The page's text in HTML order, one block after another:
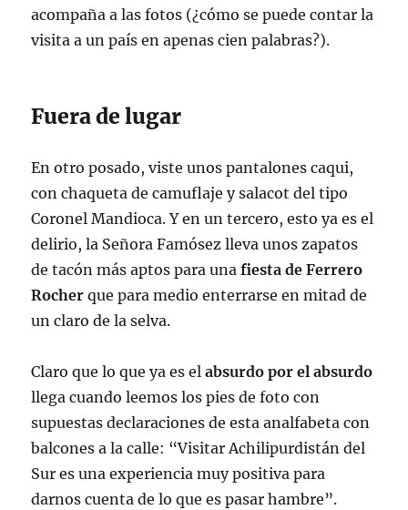
acompaña a las fotos (¿cómo se puede contar la
visita a un país en apenas cien palabras?).
Fuera de lugar
En otro posado, viste unos pantalones caqui,
con chaqueta de camuflaje y salacot del tipo
Coronel Mandioca. Y en un tercero, esto ya es el
delirio, la Señora Famósez lleva unos zapatos
de tacón más aptos para unafiesta de Ferrero
Rocher que para medio enterrarse en mitad de
un claro de la selva.
Claro que lo que ya es elabsurdo por el absurdo
llega cuando leemos los pies de foto con
supuestas declaraciones de esta analfabeta con
balcones a la calle: “Visitar Achilipurdistán del
Sur es una experiencia muy positiva para
darnos cuenta de lo que es pasar hambre”.